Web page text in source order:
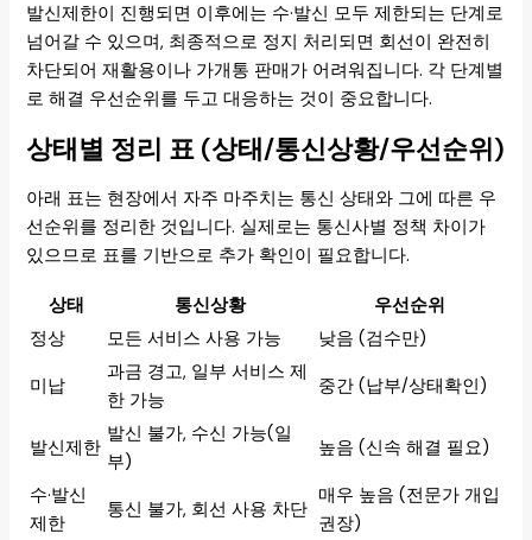
발신제한이 진행되면 이후에는 수·발신 모두 제한되는 단계로
넘어갈 수 있으며, 최종적으로 정지 처리되면 회선이 완전히
차단되어 재활용이나 가개통 판매가 어려워집니다. 각 단계별
로 해결 우선순위를 두고 대응하는 것이 중요합니다.
상태별 정리 표 (상태/통신상황/우선순위)
아래 표는 현장에서 자주 마주치는 통신 상태와 그에 따른 우
선순위를 정리한 것입니다. 실제로는 통신사별 정책 차이가
있으므로 표를 기반으로 추가 확인이 필요합니다.
상태 통신상황
우선순위
정상
모든 서비스 사용 가능 낮음 (검수만)
미납
과금 경고, 일부 서비스 제
한 가능
중간 (납부/상태확인)
발신제한
발신 불가, 수신 가능(일
부)
높음 (신속 해결 필요)
수·발신
제한
통신 불가, 회선 사용 차단
매우 높음 (전문가 개입
권장)